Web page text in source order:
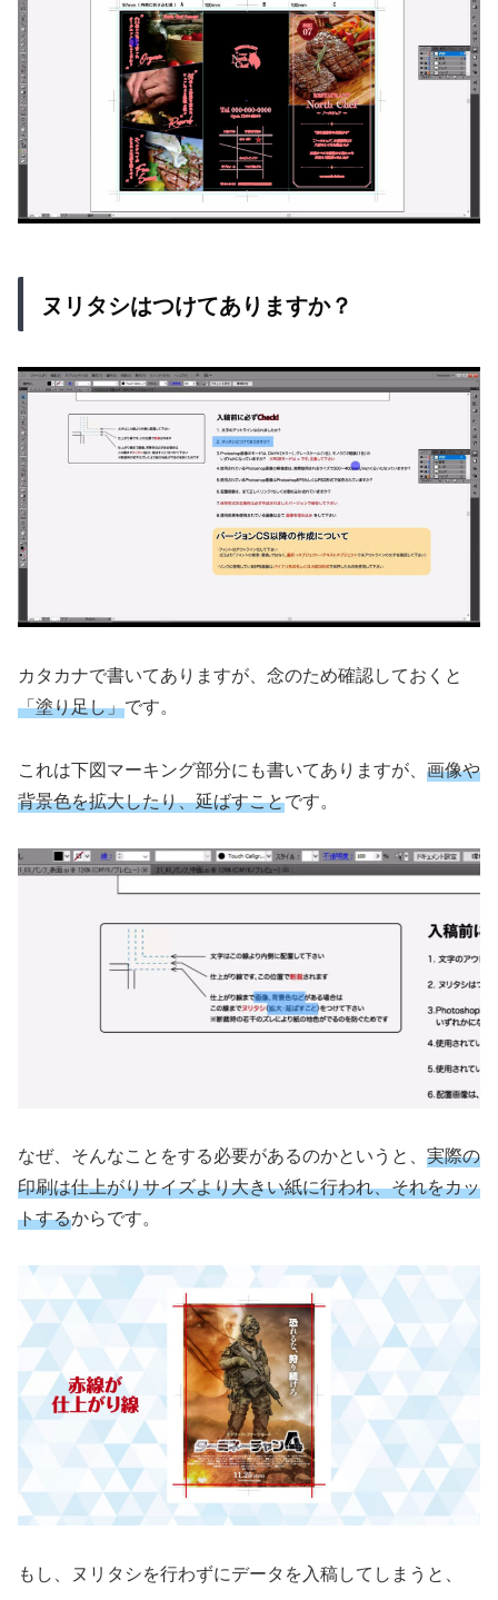
ヌリタシはつけてありますか？
カタカナで書いてありますが、念のため確認しておくと
「塗り足し」です。
これは下図マーキング部分にも書いてありますが、 画像や
背景色を拡大したり、延ばすことです。
なぜ、そんなことをする必要があるのかというと、 実際の
印刷は仕上がりサイズより大きい紙に行われ、それをカッ
トするからです。
もし、ヌリタシを行わずにデータを入稿してしまうと、